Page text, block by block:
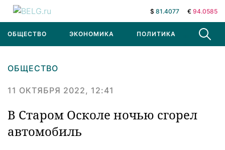
$ 81.4077 € 94.0585
ОБЩЕСТВО ЭКОНОМИКА ПОЛИТИКА В МИРЕ
ОБЩЕСТВО
11 ОКТЯБРЯ 2022, 12:41
В Старом Осколе ночью сгорел
автомобиль